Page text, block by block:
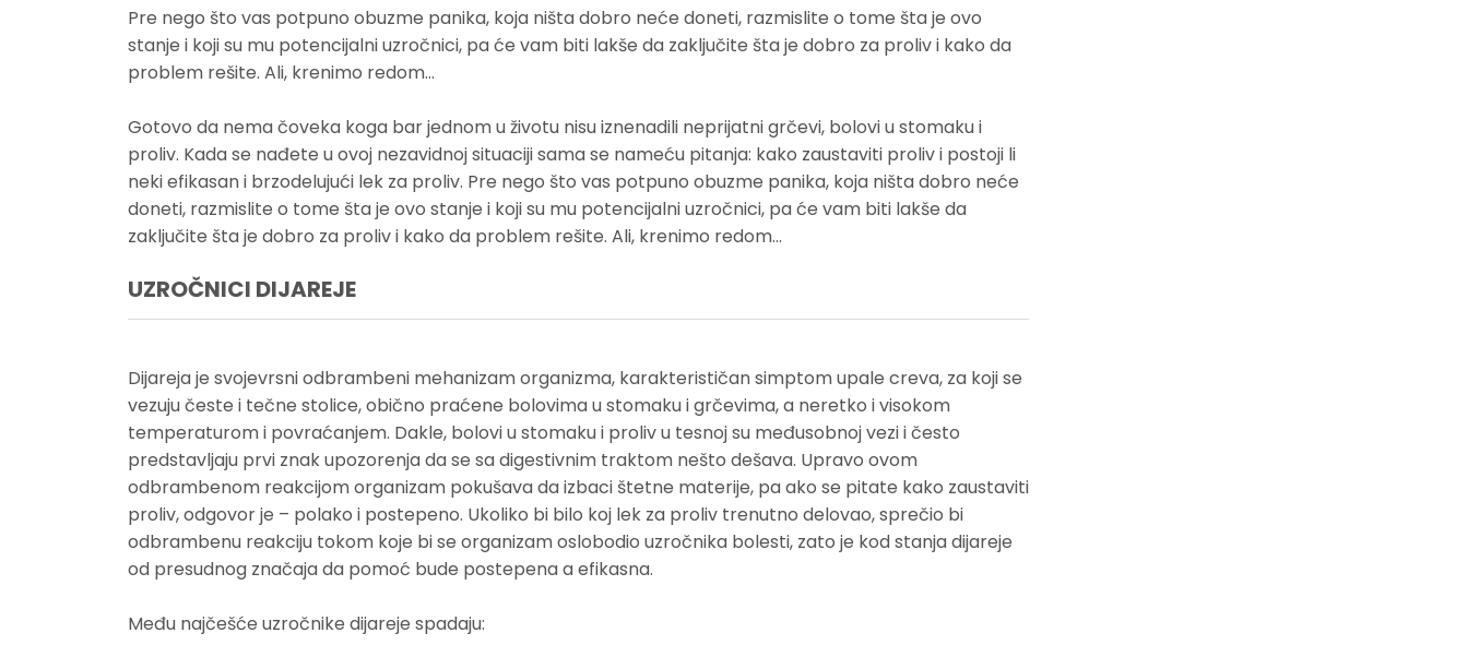
Pre nego što vas potpuno obuzme panika, koja ništa dobro neće doneti, razmislite o tome šta je ovo
stanje i koji su mu potencijalni uzročnici, pa će vam biti lakše da zaključite šta je dobro za proliv i kako da
problem rešite. Ali, krenimo redom...
Gotovo da nema čoveka koga bar jednom u životu nisu iznenadili neprijatni grčevi, bolovi u stomaku i
proliv. Kada se nađete u ovoj nezavidnoj situaciji sama se nameću pitanja: kako zaustaviti proliv i postoji li
neki efikasan i brzodelujući lek za proliv. Pre nego što vas potpuno obuzme panika, koja ništa dobro neće
doneti, razmislite o tome šta je ovo stanje i koji su mu potencijalni uzročnici, pa će vam biti lakše da
zaključite šta je dobro za proliv i kako da problem rešite. Ali, krenimo redom...
UZROČNICI DIJAREJE
Dijareja je svojevrsni odbrambeni mehanizam organizma, karakterističan simptom upale creva, za koji se
vezuju česte i tečne stolice, obično praćene bolovima u stomaku i grčevima, a neretko i visokom
temperaturom i povraćanjem. Dakle, bolovi u stomaku i proliv u tesnoj su međusobnoj vezi i često
predstavljaju prvi znak upozorenja da se sa digestivnim traktom nešto dešava. Upravo ovom
odbrambenom reakcijom organizam pokušava da izbaci štetne materije, pa ako se pitate kako zaustaviti
proliv, odgovor je – polako i postepeno. Ukoliko bi bilo koj lek za proliv trenutno delovao, sprečio bi
odbrambenu reakciju tokom koje bi se organizam oslobodio uzročnika bolesti, zato je kod stanja dijareje
od presudnog značaja da pomoć bude postepena a efikasna.
Među najčešće uzročnike dijareje spadaju: